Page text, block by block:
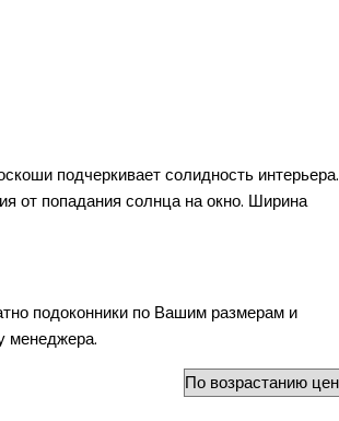
подчеркивает солидность интерьера.
от попадания солнца на окно. Ширина
подоконники по Вашим размерам и
менеджера.